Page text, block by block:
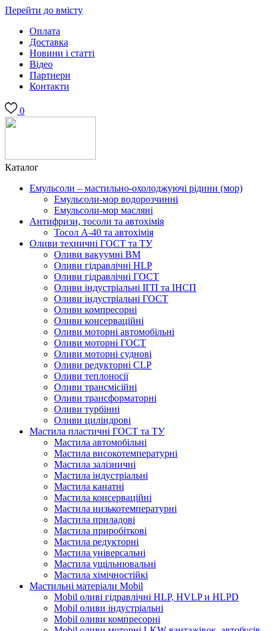
Перейти до вмісту
Оплата
Доставка
Новини і статті
Відео
Партнери
Контакти
0
Каталог
Емульсоли – мастильно-охолоджуючі рідини (мор)
Емульсоли-мор водорозчинні
Емульсоли-мор масляні
Антифризи, тосоли та автохімія
Тосол А-40 та автохімія
Оливи техничні ГОСТ та ТУ
Оливи вакуумні ВМ
Оливи гідравлічні HLP
Оливи гідравлічні ГОСТ
Оливи індустріальні ІГП та ІНСП
Оливи індустріальні ГОСТ
Оливи компресорні
Оливи консерваційні
Оливи моторні автомобільні
Оливи моторні ГОСТ
Оливи моторні суднові
Оливи редукторні CLP
Оливи теплоносії
Оливи трансмісійні
Оливи трансформаторні
Оливи турбінні
Оливи циліндрові
Мастила пластичні ГОСТ та ТУ
Мастила автомобільні
Мастила високотемпературні
Мастила залізничні
Мастила індустріальні
Мастила канатні
Мастила консерваційні
Мастила низькотемпературні
Мастила приладові
Мастила приробіткові
Мастила редукторні
Мастила універсальні
Мастила ущільнювальні
Мастила хімічностійкі
Мастильні матеріали Mobil
Mobil оливі гідравлічні HLP, HVLP и HLPD
Mobil оливи індустріальні
Mobil оливи компресорні